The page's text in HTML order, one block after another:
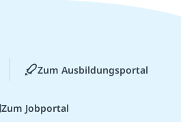
Zum Ausbildungsportal
Zum Jobportal